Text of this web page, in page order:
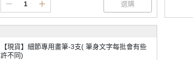
【現貨】細節專用畫筆-3支( 筆身文字每批會有些
許不同)